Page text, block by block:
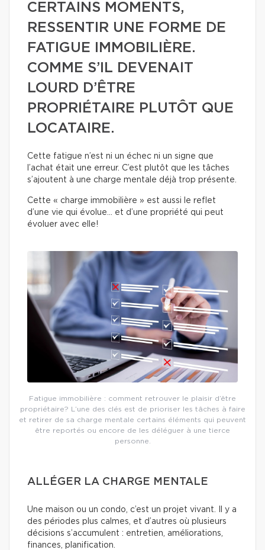
CERTAINS MOMENTS,
RESSENTIR UNE FORME DE
FATIGUE IMMOBILIÈRE.
COMME S’IL DEVENAIT
LOURD D’ÊTRE
PROPRIÉTAIRE PLUTÔT QUE
LOCATAIRE.
Cette fatigue n’est ni un échec ni un signe que
l’achat était une erreur. C’est plutôt que les tâches
s’ajoutent à une charge mentale déjà trop présente.
Cette « charge immobilière » est aussi le reflet
d’une vie qui évolue… et d’une propriété qui peut
évoluer avec elle!
Fatigue immobilière : comment retrouver le plaisir d’être
propriétaire? L’une des clés est de prioriser les tâches à faire
et retirer de sa charge mentale certains éléments qui peuvent
être reportés ou encore de les déléguer à une tierce
personne.
ALLÉGER LA CHARGE MENTALE
Une maison ou un condo, c’est un projet vivant. Il y a
des périodes plus calmes, et d’autres où plusieurs
décisions s’accumulent : entretien, améliorations,
finances, planification.